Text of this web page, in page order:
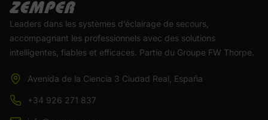
Leaders dans les systèmes d’éclairage de secours,
accompagnant les professionnels avec des solutions
intelligentes, fiables et efficaces. Partie du Groupe FW Thorpe.
Avenida de la Ciencia 3 Ciudad Real, España
+34 926 271 837